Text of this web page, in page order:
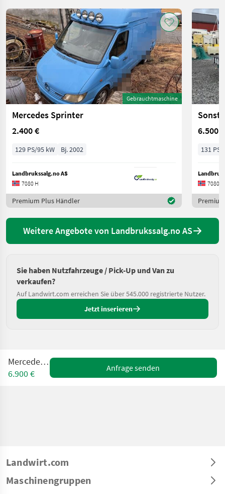
Gebrauchtmaschine
Mercedes Sprinter
2.400 €
129 PS/95 kW Bj. 2002
Landbrukssalg.no AS
7080 H
Premium Plus Händler
6.500 €
131 PS/
7080 H
Weitere Angebote von Landbrukssalg.no AS
Sie haben Nutzfahrzeuge / Pick-Up und Van zu
verkaufen?
Auf Landwirt.com erreichen Sie über 545.000 registrierte Nutzer.
Jetzt inserieren
Mercedes Vito
6.900 €
Anfrage senden
Landwirt.com
Maschinengruppen